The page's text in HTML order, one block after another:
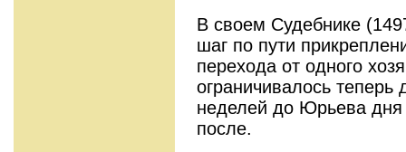
В своем Судебнике
шаг по пути
перехода от одного
ограничивалось
неделей до Юрьева
после.